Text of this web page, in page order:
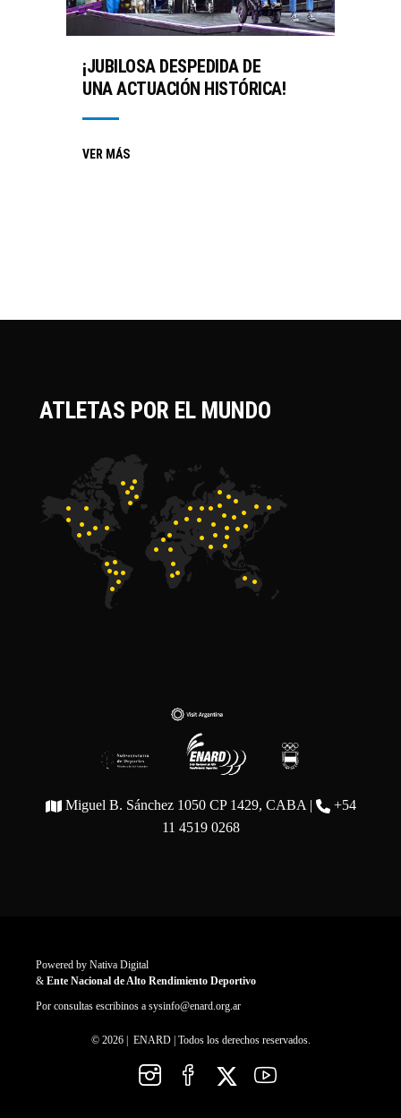
¡JUBILOSA DESPEDIDA DE
UNA ACTUACIÓN HISTÓRICA!
VER MÁS
ATLETAS POR EL MUNDO
Miguel B. Sánchez 1050 CP 1429, CABA |
+54
11 4519 0268
Powered by Nativa Digital
& Ente Nacional de Alto Rendimiento Deportivo
Por consultas escribinos a sysinfo@enard.org.ar
© 2026 | ENARD | Todos los derechos reservados.